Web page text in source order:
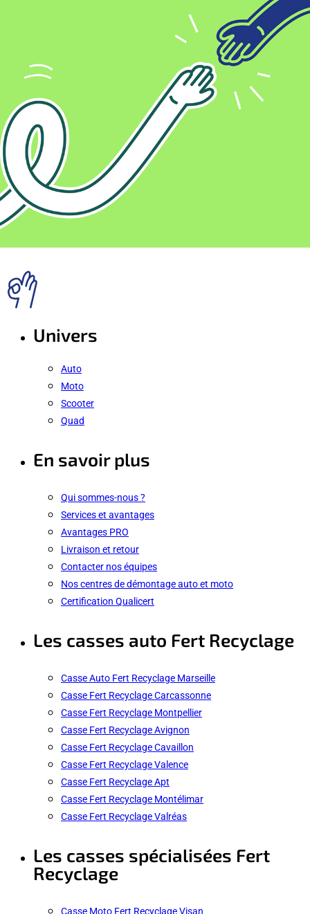
Univers
Auto
Moto
Scooter
Quad
En savoir plus
Qui sommes-nous ?
Services et avantages
Avantages PRO
Livraison et retour
Contacter nos équipes
Nos centres de démontage auto et moto
Certification Qualicert
Les casses auto Fert Recyclage
Casse Auto Fert Recyclage Marseille
Casse Fert Recyclage Carcassonne
Casse Fert Recyclage Montpellier
Casse Fert Recyclage Avignon
Casse Fert Recyclage Cavaillon
Casse Fert Recyclage Valence
Casse Fert Recyclage Apt
Casse Fert Recyclage Montélimar
Casse Fert Recyclage Valréas
Les casses spécialisées Fert
Recyclage
Casse Moto Fert Recyclage Visan